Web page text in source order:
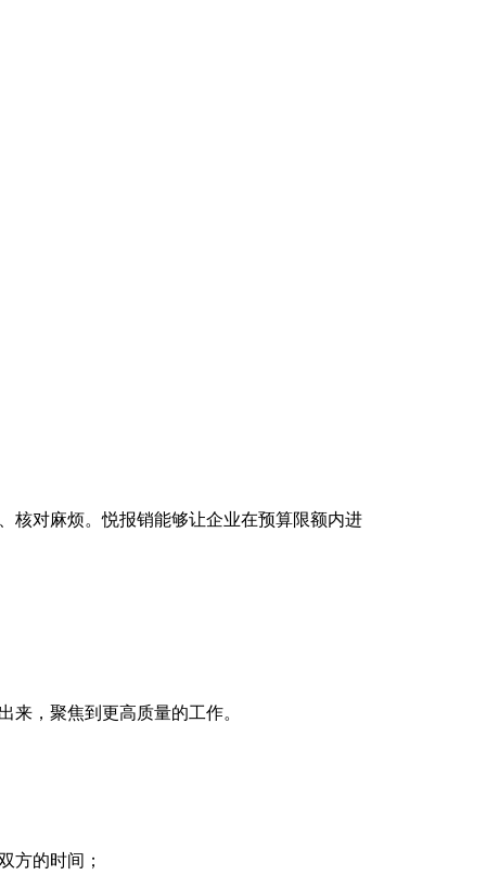
核对麻烦。悦报销能够让企业在预算限额内进
，聚焦到更高质量的工作。
方的时间；